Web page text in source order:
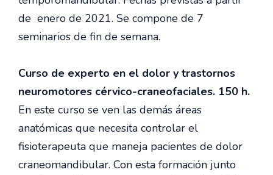
de enero de 2021. Se compone de 7
seminarios de fin de semana.
Curso de experto en el dolor y trastornos
neuromotores cérvico-craneofaciales. 150 h.
En este curso se ven las demás áreas
anatómicas que necesita controlar el
fisioterapeuta que maneja pacientes de dolor
craneomandibular. Con esta formación junto